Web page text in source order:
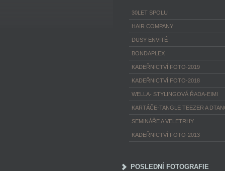
30LET SPOLU
HAIR COMPANY
DUSY ENVITÉ
BONDAPLEX
KADEŘNICTVÍ FOTO-2019
KADEŘNICTVÍ FOTO-2018
WELLA- STYLINGOVÁ ŘADA-EIMI
KARTÁČE-TANGLE TEEZER A
SEMINÁŘE A VELETRHY
KADEŘNICTVÍ FOTO-2013
POSLEDNÍ FOTOGRAFIE